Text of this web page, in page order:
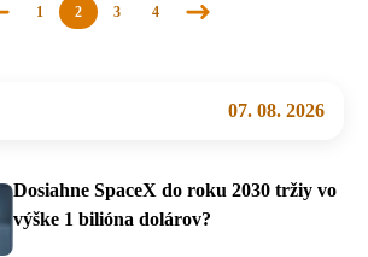
1 2 3 4
Nasledujúca
07. 08. 2026
Dosiahne SpaceX do roku 2030 tržiy vo
výške 1 bilióna dolárov?